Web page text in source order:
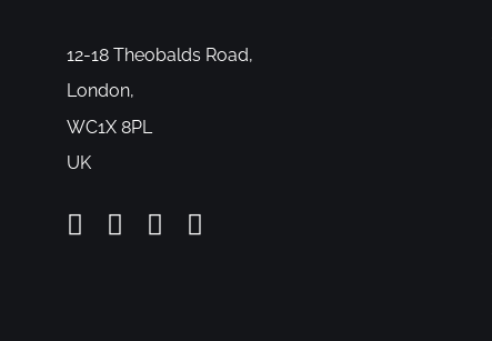
12-18 Theobalds Road,
London,
WC1X 8PL
UK